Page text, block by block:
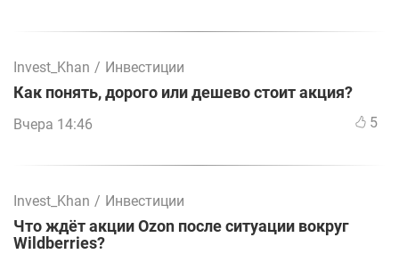
Invest_Khan / Инвестиции
Как понять, дорого или дешево стоит акция?
Вчера 14:46 5
Invest_Khan / Инвестиции
Что ждёт акции Ozon после ситуации вокруг
Wildberries?